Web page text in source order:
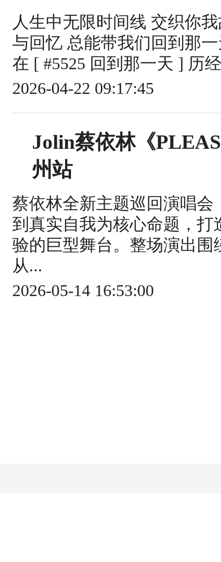
人生中无限时间线 交织你
与回忆 总能带我们回到那
在 [ #5525 回到那一天 ] 历
2026-04-22 09:17:45
Jolin蔡依林《
州站
蔡依林全新主题巡回演唱会
到真实自我为核心命题，
验的巨型舞台。整场演出
从...
2026-05-14 16:53:00